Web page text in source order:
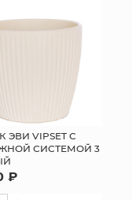
ЭВИ VIPSET С
СИСТЕМОЙ 3
₽